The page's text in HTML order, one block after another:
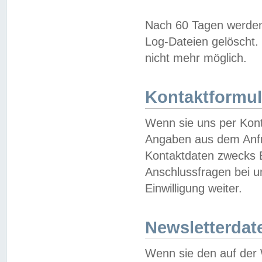
Nach 60 Tagen
Log-Dateien
nicht mehr möglich.
Wenn sie uns per
Angaben aus dem
Kontaktdaten zwecks
Anschlussfragen bei
Einwilligung weiter.
Wenn sie den auf der